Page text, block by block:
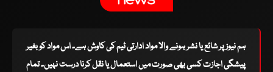
ہم نیوز پر شائع یا نشر ہونے والا مواد ادارتی ٹیم کی کاوش ہے۔ اس مواد کو بغیر
پیشگی اجازت کسی بھی صورت میں استعمال یا نقل کرنا درست نہیں۔ تمام